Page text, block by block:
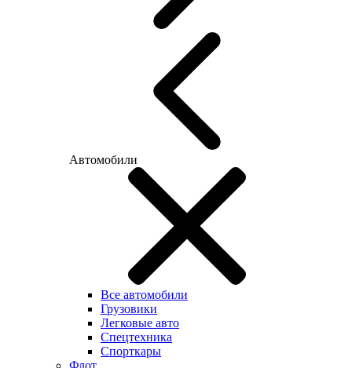
Автомобили
Все автомобили
Грузовики
Легковые авто
Спецтехника
Спорткары
Флот